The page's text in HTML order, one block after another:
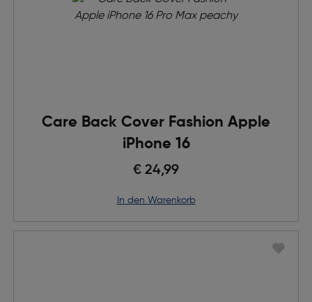
Care Back Cover Fashion Apple
iPhone 16
€ 24,99
in den Warenkorb